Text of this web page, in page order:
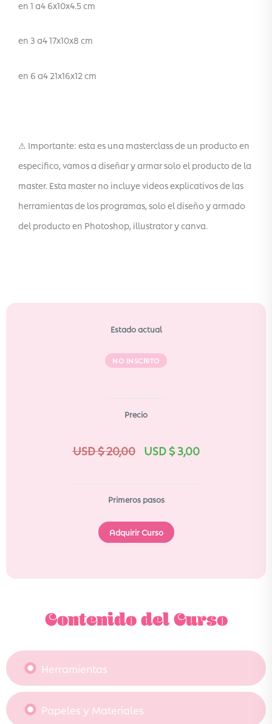
en 1 a4 6x10x4.5 cm
en 3 a4 17x10x8 cm
en 6 a4 21x16x12 cm
⚠ Importante: esta es una masterclass de un producto en
especifico, vamos a diseñar y armar solo el producto de la
master. Esta master no incluye videos explicativos de las
herramientas de los programas, solo el diseño y armado
del producto en Photoshop, illustrator y canva.
Estado actual
NO INSCRITO
Precio
USD $20,00 USD $3,00
Primeros pasos
Adquirir Curso
Contenido del Curso
Herramientas
Papeles y Materiales